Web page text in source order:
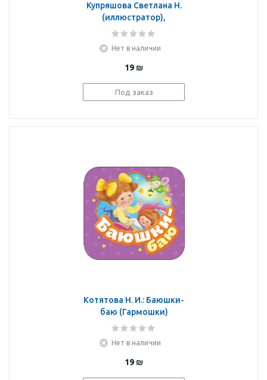
Купряшова Светлана Н.
(иллюстратор),
Здорнова Елена Е.
гуси (Гармошки)
Нет в наличии
19 ₪
Под заказ
Котятова Н. И.: Баюшки-
баю (Гармошки)
Нет в наличии
19 ₪